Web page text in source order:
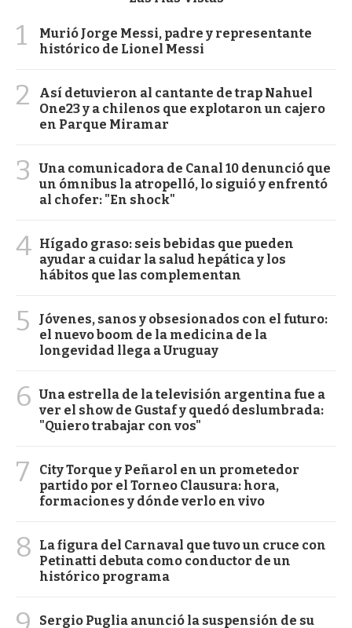
1
Murió Jorge Messi, padre y representante
histórico de Lionel Messi
2
Así detuvieron al cantante de trap Nahuel
One23 y a chilenos que explotaron un cajero
en Parque Miramar
3
Una comunicadora de Canal 10 denunció que
un ómnibus la atropelló, lo siguió y enfrentó
al chofer: "En shock"
4 Hígado graso: seis bebidas que pueden
ayudar a cuidar la salud hepática y los
hábitos que las complementan
5
Jóvenes, sanos y obsesionados con el futuro:
el nuevo boom de la medicina de la
longevidad llega a Uruguay
6 Una estrella de la televisión argentina fue a
ver el show de Gustaf y quedó deslumbrada:
"Quiero trabajar con vos"
7
City Torque y Peñarol en un prometedor
partido por el Torneo Clausura: hora,
formaciones y dónde verlo en vivo
8
La figura del Carnaval que tuvo un cruce con
Petinatti debuta como conductor de un
histórico programa
Sergio Puglia anunció la suspensión de su